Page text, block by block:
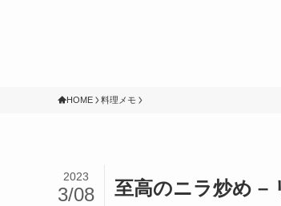
HOME 料理メモ
至高のニラ炒め –
2023
3/08